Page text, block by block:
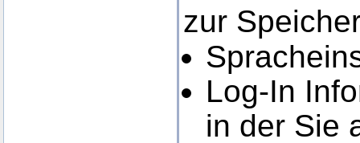
zur
Log-In
in der Sie